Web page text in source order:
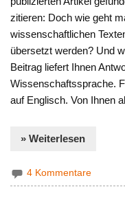
zitieren: Doch wie geht
wissenschaftlichen
übersetzt werden? Und
Beitrag liefert Ihnen
Wissenschaftssprache.
auf Englisch. Von Ihnen
» Weiterlesen
4 Kommentare